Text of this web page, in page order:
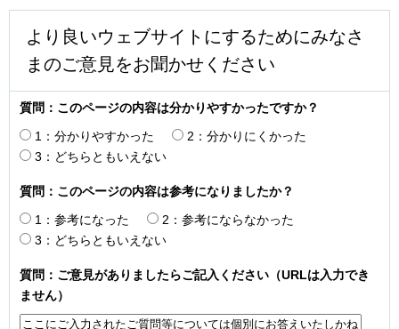
より良いウェブサイトにするためにみなさ
まのご意見をお聞かせください
質問：このページの内容は分かりやすかったですか？
1：分かりやすかった
2：分かりにくかった
3：どちらともいえない
質問：このページの内容は参考になりましたか？
1：参考になった
2：参考にならなかった
3：どちらともいえない
質問：ご意見がありましたらご記入ください（URLは入力でき
ません）